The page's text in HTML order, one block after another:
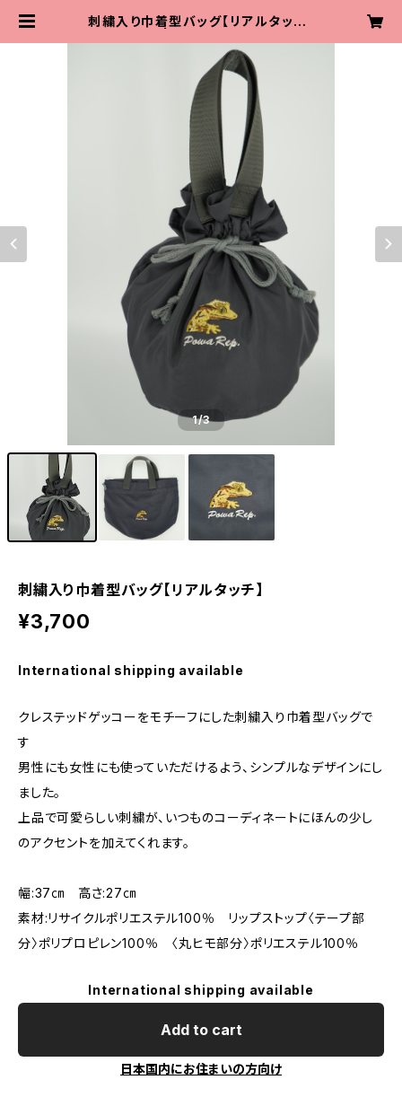
刺繍入り巾着型バッグ【リアルタッチ】
1/3
刺繍入り巾着型バッグ【リアルタッチ】
¥3,700
International shipping available
クレステッドゲッコーをモチーフにした刺繍入り巾着型バッグで
す
男性にも女性にも使っていただけるよう、シンプルなデザインにし
ました。
上品で可愛らしい刺繍が、いつものコーディネートにほんの少し
のアクセントを加えてくれます。
幅:37㎝ 高さ:27㎝
素材:リサイクルポリエステル100％ リップストップ〈テープ部
分〉ポリプロピレン100％ 〈丸ヒモ部分〉ポリエステル100％
International shipping available
Add to cart
日本国内にお住まいの方向け